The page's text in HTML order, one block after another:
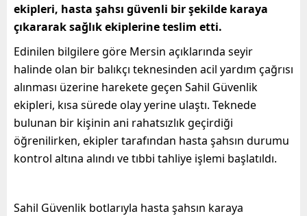
ekipleri, hasta şahsı güvenli bir şekilde karaya
çıkararak sağlık ekiplerine teslim etti.
Edinilen bilgilere göre Mersin açıklarında seyir
halinde olan bir balıkçı teknesinden acil yardım çağrısı
alınması üzerine harekete geçen Sahil Güvenlik
ekipleri, kısa sürede olay yerine ulaştı. Teknede
bulunan bir kişinin ani rahatsızlık geçirdiği
öğrenilirken, ekipler tarafından hasta şahsın durumu
kontrol altına alındı ve tıbbi tahliye işlemi başlatıldı.
Sahil Güvenlik botlarıyla hasta şahsın karaya